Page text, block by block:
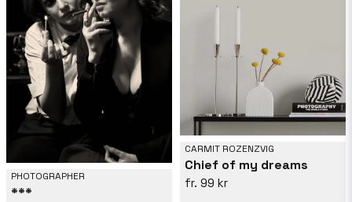
PHOTOGRAPHER
***
CARMIT ROZENZVIG
Chief of my dreams
99 kr